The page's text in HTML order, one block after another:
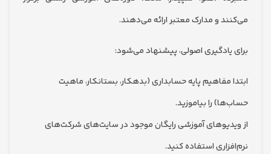
و مدارک معتبر ارائه می‌دهند.
اصولی، پیشنهاد می‌شود:
مفاهیم پایه حسابداری (بدهکار، بستانکار، ماهیت
را بیاموزید.
آموزشی رایگان موجود در سایت‌های شرکت‌های
استفاده کنید.